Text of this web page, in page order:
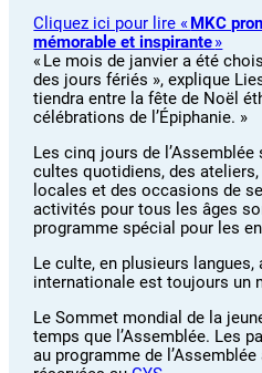
Cliquez ici pour lire «MKC
mémorable et inspirante»
« Le mois de janvier a été
des jours fériés », explique
tiendra entre la fête de Noël
célébrations de l’Épiphanie. »
Les cinq jours de
cultes quotidiens, des
locales et des occasions de
activités pour tous les âges
programme spécial pour les
Le culte, en plusieurs
internationale est toujours un
Le Sommet mondial de la
temps que l’Assemblée. Les
au programme de